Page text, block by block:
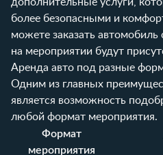
более безопасными и
можете заказать
на мероприятии будут
Аренда авто под разные
Одним из главных
является возможность
любой формат мероприятия.
Формат
мероприятия